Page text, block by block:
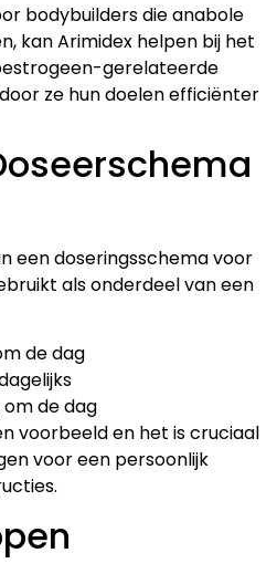
bodybuilders die anabole
kan Arimidex helpen bij het
gerelateerde
ze hun doelen efficiënter
een doseringsschema voor
als onderdeel van een
de dag
om de dag
voorbeeld en het is cruciaal
voor een persoonlijk